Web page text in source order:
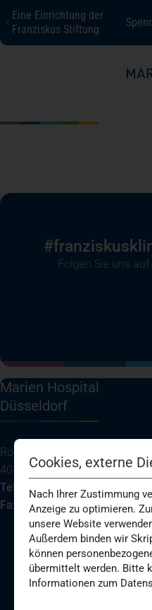
Eine Einrichtung der
Franziskus Stiftung
Marien Hospital Düsseldorf
Karriere
News
Spenden
Veranstaltungen
Spenden+ Helfen
Folgen Sie uns
Marien Hospital
Düsseldorf
Rochusstraße 2
40479 Düsseldorf
Tel.:
0211 / 4 400 - 0
Fax:
0211 / 4 400 - 2 610
Ihre Anreise
(öffnet in einem neuen Tab)
Telefon
Cookies, externe
Nach Ihrer Zustimmung
Anzeige zu optimieren.
unsere Website
Außerdem binden wir
können
übermittelt werden. Bitte
Informationen zum